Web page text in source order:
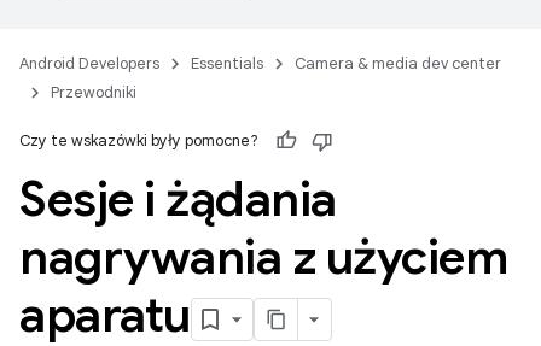
Android Developers Essentials
Camera & media dev center
Przewodniki
Czy te wskazówki były pomocne?
Sesje i żądania
nagrywania z użyciem
aparatu